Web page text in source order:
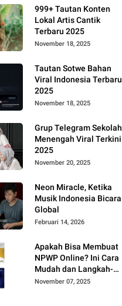
999+ Tautan Konten
Lokal Artis Cantik
Terbaru 2025
November 18, 2025
Tautan Sotwe Bahan
Viral Indonesia Terbaru
2025
November 18, 2025
Grup Telegram Sekolah
Menengah Viral Terkini
2025
November 20, 2025
Neon Miracle, Ketika
Musik Indonesia Bicara
Global
Februari 14, 2026
Apakah Bisa Membuat
NPWP Online? Ini Cara
Mudah dan Langkah-
Langkahnya
November 07, 2025